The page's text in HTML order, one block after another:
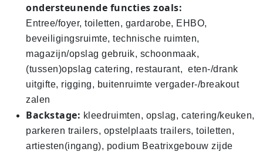
ondersteunende functies zoals:
Entree/foyer, toiletten, gardarobe, EHBO,
beveiligingsruimte, technische ruimten,
magazijn/opslag gebruik, schoonmaak,
(tussen)opslag catering, restaurant, eten-/drank
uitgifte, rigging, buitenruimte vergader-/breakout
zalen
Backstage: kleedruimten, opslag, catering/keuken,
parkeren trailers, opstelplaats trailers, toiletten,
artiesten(ingang), podium Beatrixgebouw zijde